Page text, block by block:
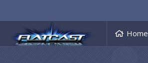
Home